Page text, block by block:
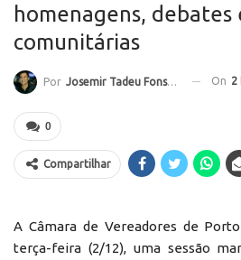
homenagens, debates
comunitárias
Por Josemir Tadeu Fonseca On 2
0
Compartilhar
A Câmara de Vereadores de
terça-feira (2/12), uma sessão